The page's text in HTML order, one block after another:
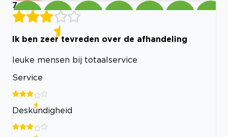
7
Ik ben zeer tevreden over de afhandeling
leuke mensen bij totaalservice
Service
Deskundigheid